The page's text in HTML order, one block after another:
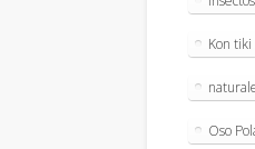
Kon tiki
Oso